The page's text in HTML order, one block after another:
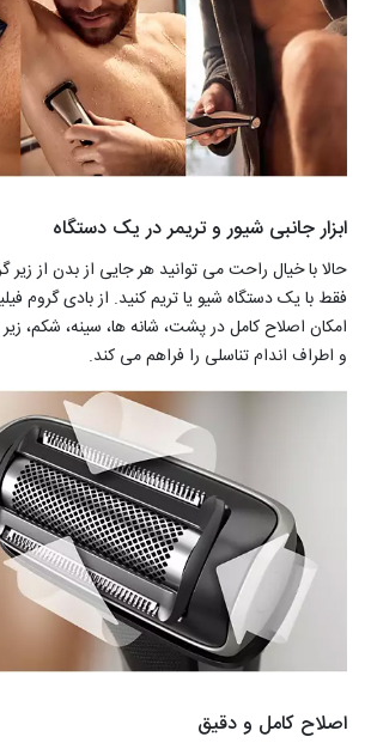
ابزار جانبی شیور و تریمر در یک دستگاه
حالا با خیال راحت می توانید هر جایی از بدن از زیر
امکان اصلاح کامل در پشت، شانه ها، سینه، شکم،
و اطراف اندام تناسلی را فراهم می کند.
اصلاح کامل و دقیق